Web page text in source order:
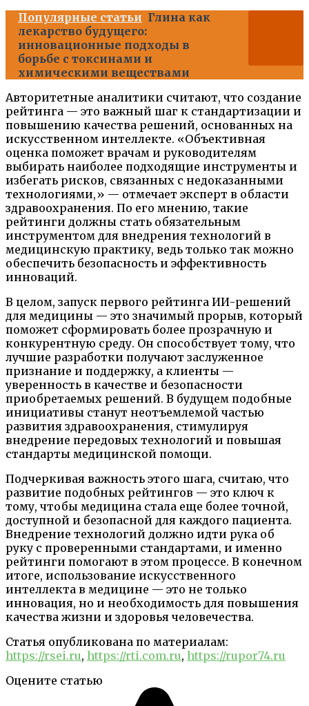
Популярные статьи Глина как
лекарство будущего:
инновационные подходы в
борьбе с токсинами и
химическими веществами
Авторитетные аналитики считают, что создание
рейтинга — это важный шаг к стандартизации и
повышению качества решений, основанных на
искусственном интеллекте. «Объективная
оценка поможет врачам и руководителям
выбирать наиболее подходящие инструменты и
избегать рисков, связанных с недоказанными
технологиями,» — отмечает эксперт в области
здравоохранения. По его мнению, такие
рейтинги должны стать обязательным
инструментом для внедрения технологий в
медицинскую практику, ведь только так можно
обеспечить безопасность и эффективность
инноваций.
В целом, запуск первого рейтинга ИИ-решений
для медицины — это значимый прорыв, который
поможет сформировать более прозрачную и
конкурентную среду. Он способствует тому, что
лучшие разработки получают заслуженное
признание и поддержку, а клиенты —
уверенность в качестве и безопасности
приобретаемых решений. В будущем подобные
инициативы станут неотъемлемой частью
развития здравоохранения, стимулируя
внедрение передовых технологий и повышая
стандарты медицинской помощи.
Подчеркивая важность этого шага, считаю, что
развитие подобных рейтингов — это ключ к
тому, чтобы медицина стала еще более точной,
доступной и безопасной для каждого пациента.
Внедрение технологий должно идти рука об
руку с проверенными стандартами, и именно
рейтинги помогают в этом процессе. В конечном
итоге, использование искусственного
интеллекта в медицине — это не только
инновация, но и необходимость для повышения
качества жизни и здоровья человечества.
Статья опубликована по материалам:
https://rsei.ru, https://rti.com.ru, https://rupor74.ru
Оцените статью